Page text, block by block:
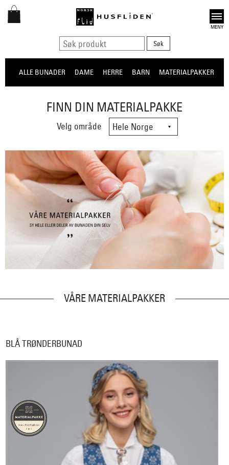
Open
ALLE BUNADER DAME HERRE BARN MATERIALPAKKER
FINN DIN MATERIALPAKKE
Velg område
VÅRE MATERIALPAKKER
BLÅ TRØNDERBUNAD